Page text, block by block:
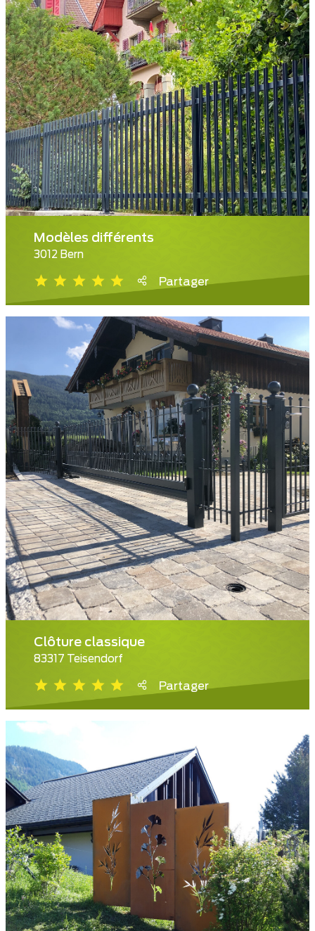
Modèles différents
3012 Bern
Partager
Clôture classique
83317 Teisendorf
Partager